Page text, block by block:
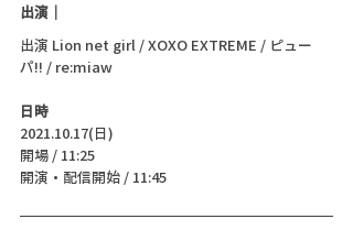
出演｜
出演 Lion net girl / XOXO EXTREME / ピュー
パ!! / re:miaw
日時
2021.10.17(日)
開場 / 11:25
開演・配信開始 / 11:45